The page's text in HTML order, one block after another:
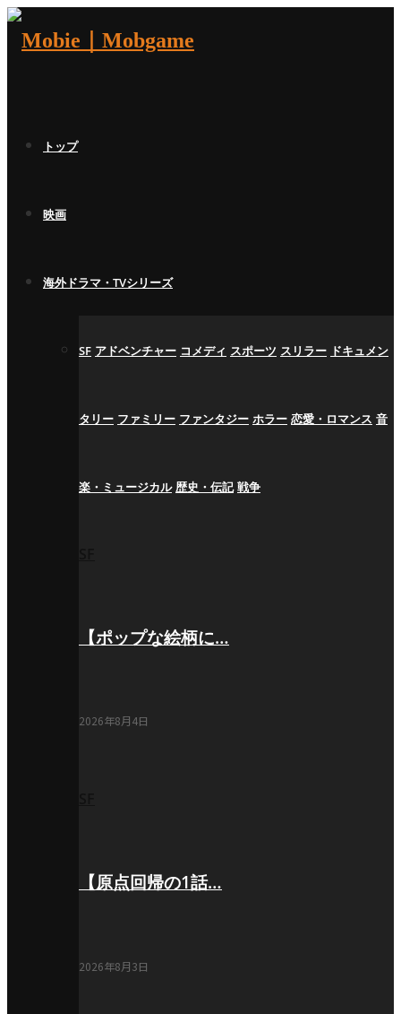
トップ
映画
海外ドラマ・TVシリーズ
SF アドベンチャー コメディ スポーツ スリラー ドキュメン
タリー ファミリー ファンタジー ホラー 恋愛・ロマンス 音
楽・ミュージカル 歴史・伝記 戦争
【ポップな絵柄に…
2026年8月4日
【原点回帰の1話…
2026年8月3日